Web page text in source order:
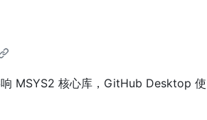
MSYS2 核心库，GitHub Desktop 使